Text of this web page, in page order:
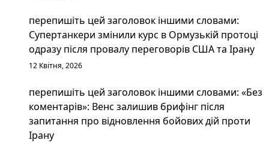
перепишіть цей заголовок іншими словами:
Супертанкери змінили курс в Ормузькій протоці
одразу після провалу переговорів США та Ірану
12 Квітня, 2026
перепишіть цей заголовок іншими словами: «Без
коментарів»: Венс залишив брифінг після
запитання про відновлення бойових дій проти
Ірану